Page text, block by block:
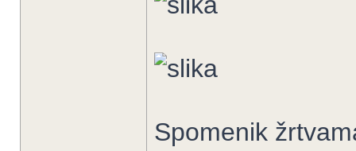
Spomenik